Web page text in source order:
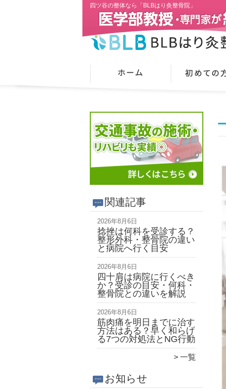
四ツ谷の整体なら「BLBはり灸整骨院」
関連記事
2026年8月6日
捻挫は何科を受診する？
整形外科・整骨院の違い
と病院へ行く目安
2026年8月6日
四十肩は病院に行くべき
か？受診の目安・何科・
整骨院との違いを解説
2026年8月6日
筋肉痛を明日までに治す
方法はある？早く和らげ
る7つの対処法とNG行動
一覧
お知らせ